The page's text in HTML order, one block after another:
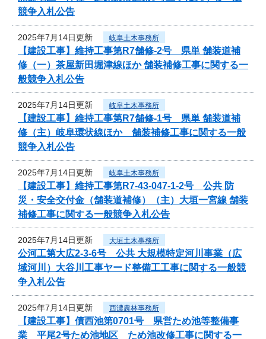
競争入札公告
2025年7月14日更新 岐阜土木事務所
【建設工事】維持工事第R7舗修-2号 県単 舗装道補
修（一）茶屋新田堀津線ほか 舗装補修工事に関する一
般競争入札公告
2025年7月14日更新 岐阜土木事務所
【建設工事】維持工事第R7舗修-1号 県単 舗装道補
修（主）岐阜環状線ほか 舗装補修工事に関する一般
競争入札公告
2025年7月14日更新 岐阜土木事務所
【建設工事】維持工事第R7-43-047-1-2号 公共 防
災・安全交付金（舗装道補修）（主）大垣一宮線 舗装
補修工事に関する一般競争入札公告
2025年7月14日更新 大垣土木事務所
公河工第大広2-3-6号 公共 大規模特定河川事業（広
域河川）大谷川工事ヤード整備工工事に関する一般競
争入札公告
2025年7月14日更新 西濃農林事務所
【建設工事】債西池第0701号 県営ため池等整備事
業 平尾2号ため池地区 ため池改修工事に関する一